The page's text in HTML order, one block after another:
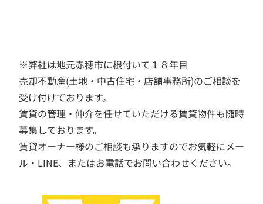
※弊社は地元赤穂市に根付いて１８年目
売却不動産(土地・中古住宅・店舗事務所)のご相談を
受け付けております。
賃貸の管理・仲介を任せていただける賃貸物件も随時
募集しております。
賃貸オーナー様のご相談も承りますのでお気軽にメー
ル・LINE、またはお電話でお問い合わせください。